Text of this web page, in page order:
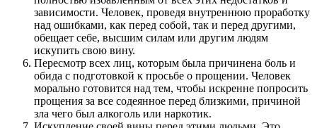
зависимости. Человек, проведя внутреннюю проработку
над ошибками, как перед собой, так и перед другими,
обещает себе, высшим силам или другим людям
искупить свою вину.
Пересмотр всех лиц, которым была причинена боль и
обида с подготовкой к просьбе о прощении. Человек
морально готовится над тем, чтобы искренне попросить
прощения за все содеянное перед близкими, причиной
зла чего был алкоголь или наркотик.